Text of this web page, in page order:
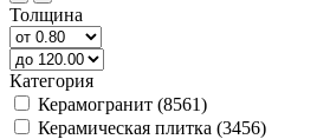
Толщина
Категория
Керамогранит (8561)
Керамическая плитка (3456)